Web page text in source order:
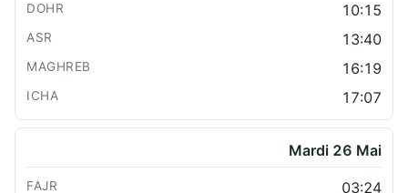
10:15
13:40
16:19
17:07
Mardi 26 Mai
03:24